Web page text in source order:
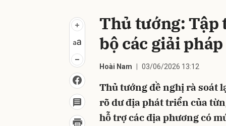
Thủ tướng:
bộ các giải
Hoài Nam 03/06/2026 13:12
Thủ tướng đề nghị rà soát
rõ dư địa phát triển của
hỗ trợ các địa phương có